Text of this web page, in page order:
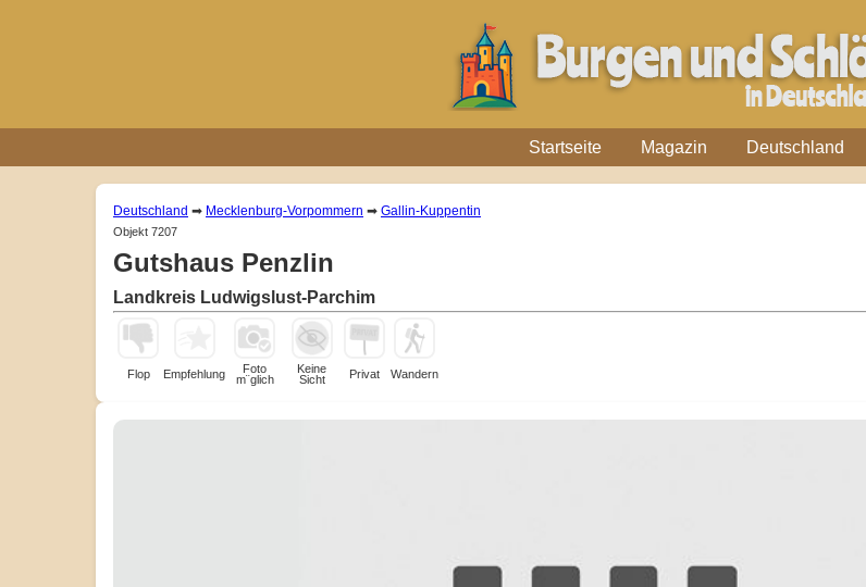
Startseite Magazin Deutschland
Deutschland ➡ Mecklenburg-Vorpommern ➡ Gallin-Kuppentin
Objekt 7207
Gutshaus Penzlin
Landkreis Ludwigslust-Parchim
Flop Empfehlung
Foto
m¨glich
Keine
Sicht
Privat Wandern